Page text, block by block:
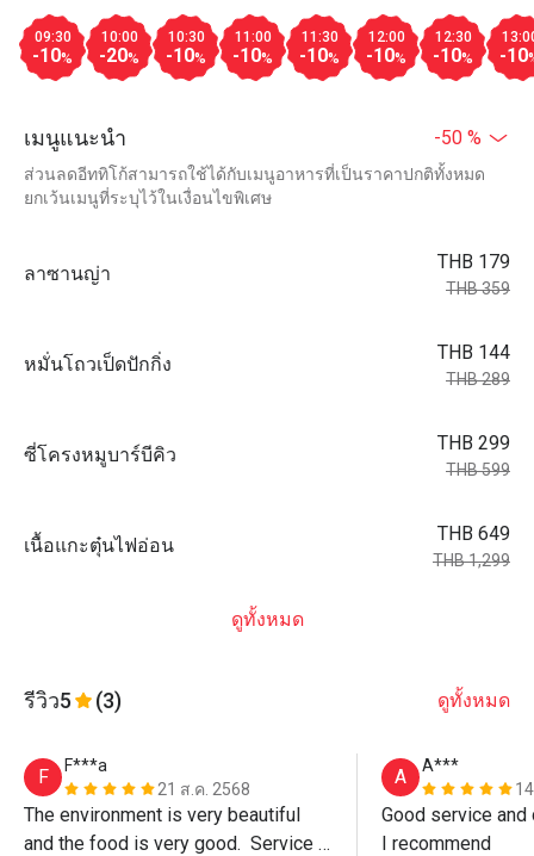
09:30
-10%
10:00
-20%
10:30
-10%
11:00
-10%
11:30
-10%
12:00
-10%
12:30
-10% -10
เมนูแนะนำ -50 %
ส่วนลดอีททิโก้สามารถใช้ได้กับเมนูอาหารที่เป็นราคาปกติทั้งหมด
ยกเว้นเมนูที่ระบุไว้ในเงื่อนไขพิเศษ
ลาซานญ่า
THB 179
THB 359
หมั่นโถวเป็ดปักกิ่ง
THB 144
THB 289
ซี่โครงหมูบาร์บีคิว
THB 299
THB 599
เนื้อแกะตุ๋นไฟอ่อน
THB 649
THB 1,299
ดูทั้งหมด
รีวิว5 (3) ดูทั้งหมด
F
F***a
21 ส.ค. 2568
The environment is very beautiful
and the food is very good.  Service
A
A***
Good service
I recommend